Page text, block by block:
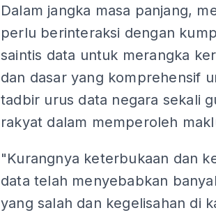
Dalam jangka masa panjang,
perlu berinteraksi dengan
saintis data untuk merangka
dan dasar yang komprehensif
tadbir urus data negara sekali
rakyat dalam memperoleh
"Kurangnya keterbukaan dan
data telah menyebabkan
yang salah dan kegelisahan di